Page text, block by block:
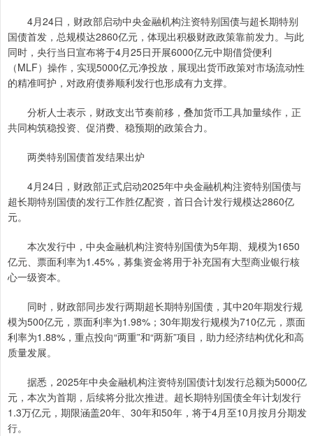
4月24日，财政部启动中央金融机构注资特别国债与超长期特别
国债首发，总规模达2860亿元，体现出积极财政政策靠前发力。与此
同时，央行当日宣布将于4月25日开展6000亿元中期借贷便利
（MLF）操作，实现5000亿元净投放，展现出货币政策对市场流动性
的精准呵护，对政府债券顺利发行也形成有力支撑。
分析人士表示，财政支出节奏前移，叠加货币工具加量续作，正
共同构筑稳投资、促消费、稳预期的政策合力。
两类特别国债首发结果出炉
4月24日，财政部正式启动2025年中央金融机构注资特别国债与
超长期特别国债的发行工作胜亿配资，首日合计发行规模达2860亿
元。
本次发行中，中央金融机构注资特别国债为5年期、规模为1650
亿元、票面利率为1.45%，募集资金将用于补充国有大型商业银行核
心一级资本。
同时，财政部同步发行两期超长期特别国债，其中20年期发行规
模为500亿元，票面利率为1.98%；30年期发行规模为710亿元，票面
利率为1.88%，重点投向“两重”和“两新”项目，助力经济结构优化和高
质量发展。
据悉，2025年中央金融机构注资特别国债计划发行总额为5000亿
元，本次为首期，后续将分批次推进。超长期特别国债全年计划发行
1.3万亿元，期限涵盖20年、30年和50年，将于4月至10月按月分期发
行。